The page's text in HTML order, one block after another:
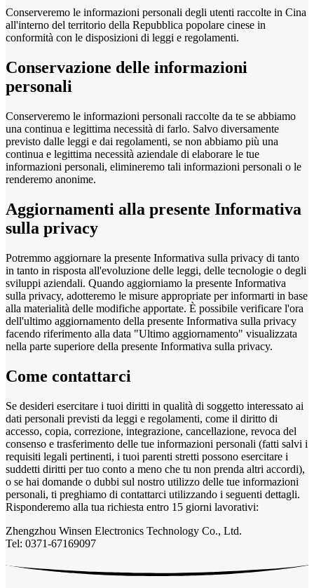
Conserveremo le informazioni personali degli utenti raccolte in Cina
all'interno del territorio della Repubblica popolare cinese in
conformità con le disposizioni di leggi e regolamenti.
Conservazione delle informazioni
personali
Conserveremo le informazioni personali raccolte da te se abbiamo
una continua e legittima necessità di farlo. Salvo diversamente
previsto dalle leggi e dai regolamenti, se non abbiamo più una
continua e legittima necessità aziendale di elaborare le tue
informazioni personali, elimineremo tali informazioni personali o le
renderemo anonime.
Aggiornamenti alla presente Informativa
sulla privacy
Potremmo aggiornare la presente Informativa sulla privacy di tanto
in tanto in risposta all'evoluzione delle leggi, delle tecnologie o degli
sviluppi aziendali. Quando aggiorniamo la presente Informativa
sulla privacy, adotteremo le misure appropriate per informarti in base
alla materialità delle modifiche apportate. È possibile verificare l'ora
dell'ultimo aggiornamento della presente Informativa sulla privacy
facendo riferimento alla data "Ultimo aggiornamento" visualizzata
nella parte superiore della presente Informativa sulla privacy.
Come contattarci
Se desideri esercitare i tuoi diritti in qualità di soggetto interessato ai
dati personali previsti da leggi e regolamenti, come il diritto di
accesso, copia, correzione, integrazione, cancellazione, revoca del
consenso e trasferimento delle tue informazioni personali (fatti salvi i
requisiti legali pertinenti, i tuoi parenti stretti possono esercitare i
suddetti diritti per tuo conto a meno che tu non prenda altri accordi),
o se hai domande o dubbi sul nostro utilizzo delle tue informazioni
personali, ti preghiamo di contattarci utilizzando i seguenti dettagli.
Risponderemo alla tua richiesta entro 15 giorni lavorativi:
Zhengzhou Winsen Electronics Technology Co., Ltd.
Tel: 0371-67169097